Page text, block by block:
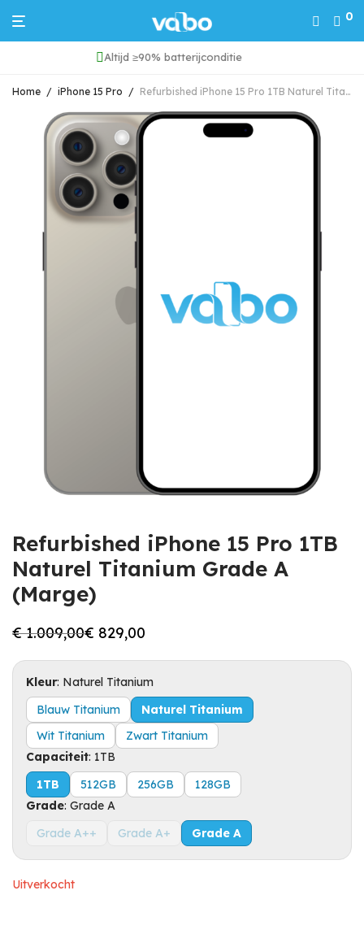
0
24/7 service & support
Home / iPhone 15 Pro / Refurbished iPhone 15 Pro 1TB Naturel Titanium Grade A (Marge)
Refurbished iPhone 15 Pro 1TB
Naturel Titanium Grade A
(Marge)
€1.009,00
Oorspronkelijke
was:
€ 1.009,00.
€ 829,00
Huidige
is:
€ 829,00.
Kleur: Naturel Titanium
Blauw Titanium
Naturel Titanium
Wit Titanium
Zwart Titanium
Capaciteit: 1TB
1TB
512GB 256GB
128GB
Grade: Grade A
Grade A++
Grade A+ Grade A
Uitverkocht